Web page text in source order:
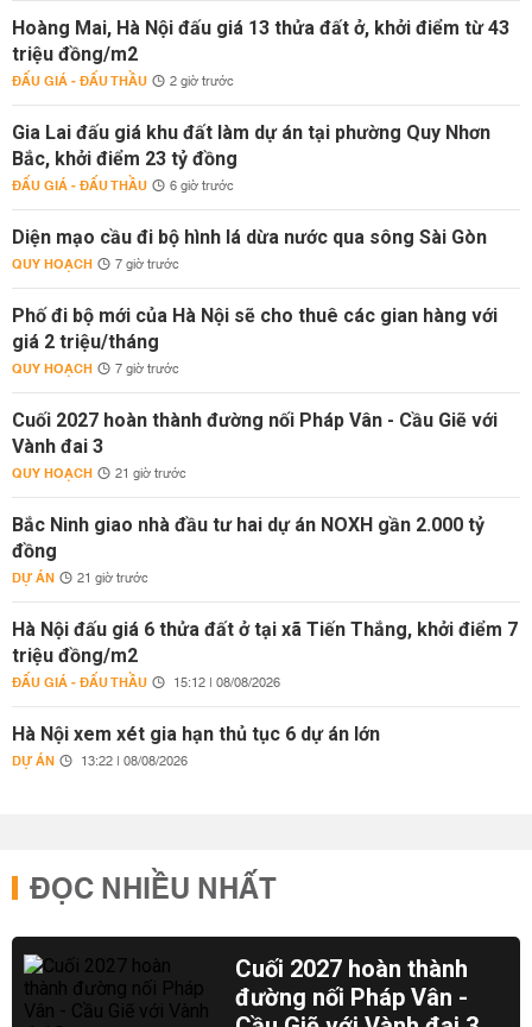
Hoàng Mai, Hà Nội đấu giá 13 thửa đất ở, khởi điểm từ 43
triệu đồng/m2
ĐẤU GIÁ - ĐẤU THẦU 2 giờ trước
Gia Lai đấu giá khu đất làm dự án tại phường Quy Nhơn
Bắc, khởi điểm 23 tỷ đồng
ĐẤU GIÁ - ĐẤU THẦU 6 giờ trước
Diện mạo cầu đi bộ hình lá dừa nước qua sông Sài Gòn
QUY HOẠCH 7 giờ trước
Phố đi bộ mới của Hà Nội sẽ cho thuê các gian hàng với
giá 2 triệu/tháng
QUY HOẠCH 7 giờ trước
Cuối 2027 hoàn thành đường nối Pháp Vân - Cầu Giẽ với
Vành đai 3
QUY HOẠCH 21 giờ trước
Bắc Ninh giao nhà đầu tư hai dự án NOXH gần 2.000 tỷ
đồng
DỰ ÁN 21 giờ trước
Hà Nội đấu giá 6 thửa đất ở tại xã Tiến Thắng, khởi điểm 7
triệu đồng/m2
ĐẤU GIÁ - ĐẤU THẦU 15:12 | 08/08/2026
Hà Nội xem xét gia hạn thủ tục 6 dự án lớn
DỰ ÁN 13:22 | 08/08/2026
ĐỌC NHIỀU NHẤT
Cuối 2027 hoàn thành
đường nối Pháp Vân -